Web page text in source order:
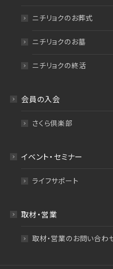
ニチリョクのお葬式
ニチリョクのお墓
ニチリョクの終活
会員の入会
さくら倶楽部
イベント・セミナー
ライフサポート
取材・営業
取材・営業のお問い合わ